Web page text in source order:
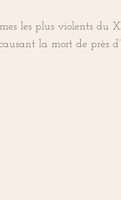
les plus violents
la mort de près